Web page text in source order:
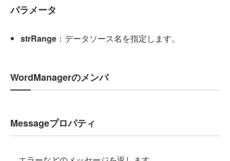
パラメータ
strRange ：データソース名を指定します。
WordManagerのメンバ
Messageプロパティ